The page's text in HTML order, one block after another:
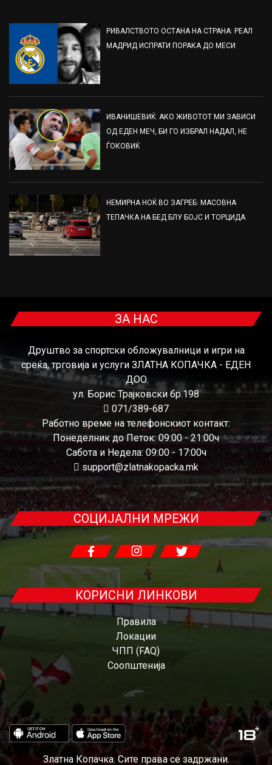
РИВАЛСТВОТО ОСТАНА НА СТРАНА: РЕАЛ
МАДРИД ИСПРАТИ ПОРАКА ДО МЕСИ
ИВАНИШЕВИЌ: АКО ЖИВОТОТ МИ ЗАВИСИ
ОД ЕДЕН МЕЧ, БИ ГО ИЗБРАЛ НАДАЛ, НЕ
ЃОКОВИЌ
НЕМИРНА НОЌ ВО ЗАГРЕБ: МАСОВНА
ТЕПАЧКА НА БЕД БЛУ БОЈС И ТОРЦИДА
ЗА НАС
Друштво за спортски обложувалници и игри на
среќа, трговија и услуги ЗЛАТНА КОПАЧКА - ЕДЕН
ДОО
ул. Борис Трајковски бр.198
071/389-687
Работно време на телефонскиот контакт:
Понеделник до Петок: 09:00 - 21:00ч
Сабота и Недела: 09:00 - 17:00ч
support@zlatnakopacka.mk
СОЦИЈАЛНИ МРЕЖИ
КОРИСНИ ЛИНКОВИ
Правила
Локации
ЧПП (FAQ)
Соопштенија
Златна Копачка. Сите права се задржани.